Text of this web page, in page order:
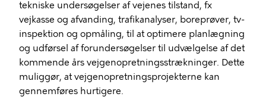
tekniske undersøgelser af vejenes tilstand, fx
vejkasse og afvanding, trafikanalyser, boreprøver, tv-
inspektion og opmåling, til at optimere planlægning
og udførsel af forundersøgelser til udvælgelse af det
kommende års vejgenopretningsstrækninger. Dette
muliggør, at vejgenopretningsprojekterne kan
gennemføres hurtigere.